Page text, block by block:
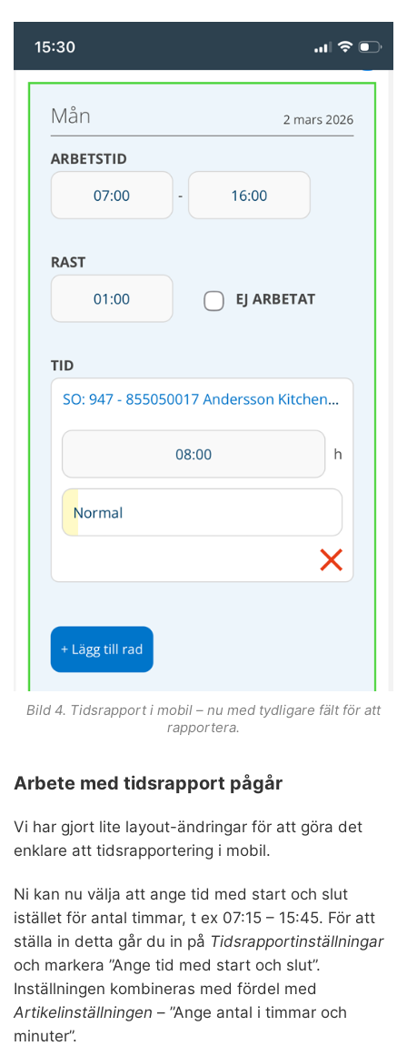
Bild 4. Tidsrapport i mobil – nu med tydligare fält för att
rapportera.
Arbete med tidsrapport pågår
Vi har gjort lite layout-ändringar för att göra det
enklare att tidsrapportering i mobil.
Ni kan nu välja att ange tid med start och slut
istället för antal timmar, t ex 07:15 – 15:45. För att
ställa in detta går du in på Tidsrapportinställningar
och markera ”Ange tid med start och slut”.
Inställningen kombineras med fördel med
Artikelinställningen – ”Ange antal i timmar och
minuter”.